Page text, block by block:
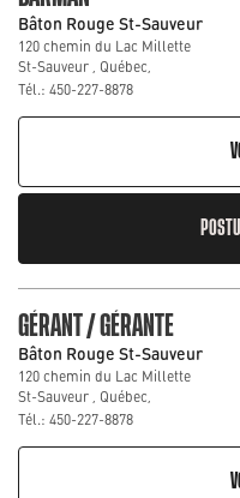
Bâton Rouge St-Sauveur
120 chemin du Lac Millette
St-Sauveur , Québec,
Tél.: 450-227-8878
GÉRANT / GÉRANTE
Bâton Rouge St-Sauveur
120 chemin du Lac Millette
St-Sauveur , Québec,
Tél.: 450-227-8878